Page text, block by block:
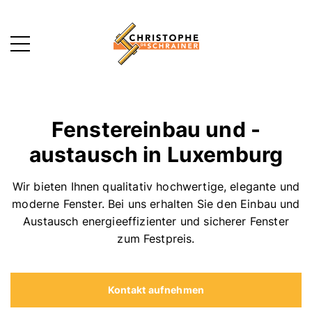
Fenstereinbau und -
austausch in Luxemburg
Wir bieten Ihnen qualitativ hochwertige, elegante und
moderne Fenster. Bei uns erhalten Sie den Einbau und
Austausch energieeffizienter und sicherer Fenster
zum Festpreis.
Kontakt aufnehmen